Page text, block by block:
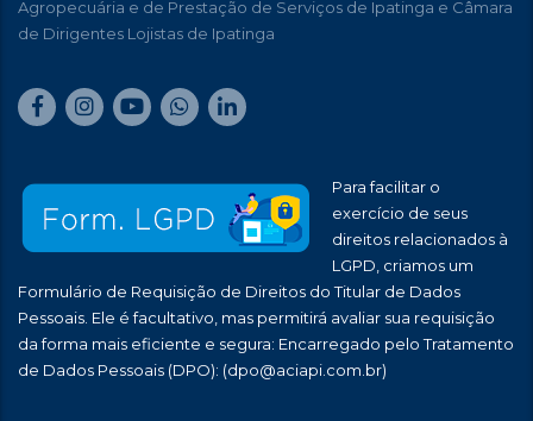
Agropecuária e de Prestação de Serviços de Ipatinga e Câmara
de Dirigentes Lojistas de Ipatinga
Para facilitar o
exercício de seus
direitos relacionados à
LGPD, criamos um
Formulário de Requisição de Direitos do Titular de Dados
Pessoais. Ele é facultativo, mas permitirá avaliar sua requisição
da forma mais eficiente e segura: Encarregado pelo Tratamento
de Dados Pessoais (DPO): (dpo@aciapi.com.br)